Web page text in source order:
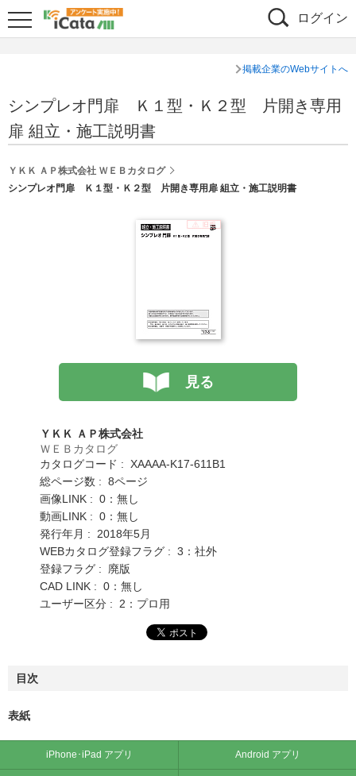
ログイン
掲載企業のWebサイトへ
シンプレオ門扉 Ｋ１型・Ｋ２型 片開き専用
扉 組立・施工説明書
ＹＫＫ ＡＰ株式会社 ＷＥＢカタログ
シンプレオ門扉 Ｋ１型・Ｋ２型 片開き専用扉 組立・施工説明書
見る
ＹＫＫ ＡＰ株式会社
ＷＥＢカタログ
カタログコード : XAAAA-K17-611B1
総ページ数 : 8ページ
画像LINK : 0：無し
動画LINK : 0：無し
発行年月 : 2018年5月
WEBカタログ登録フラグ : 3：社外
登録フラグ : 廃版
CAD LINK : 0：無し
ユーザー区分 : 2：プロ用
目次
表紙
iPhone･iPad アプリ Android アプリ